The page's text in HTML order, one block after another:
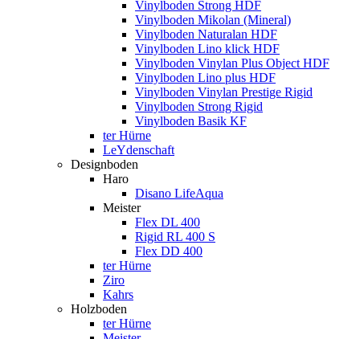
Vinylboden Strong HDF
Vinylboden Mikolan (Mineral)
Vinylboden Naturalan HDF
Vinylboden Lino klick HDF
Vinylboden Vinylan Plus Object HDF
Vinylboden Lino plus HDF
Vinylboden Vinylan Prestige Rigid
Vinylboden Strong Rigid
Vinylboden Basik KF
ter Hürne
LeYdenschaft
Designboden
Haro
Disano LifeAqua
Meister
Flex DL 400
Rigid RL 400 S
Flex DD 400
ter Hürne
Ziro
Kahrs
Holzboden
ter Hürne